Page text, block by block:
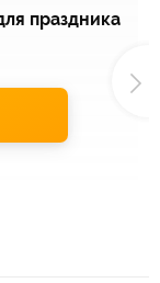
праздника